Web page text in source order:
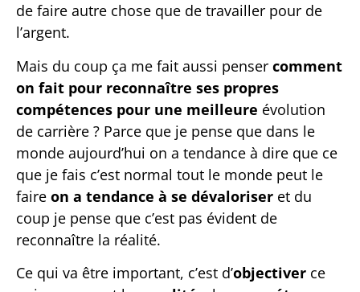
de faire autre chose que de travailler pour de
l’argent.
Mais du coup ça me fait aussi penser comment
on fait pour reconnaître ses propres
compétences pour une meilleure évolution
de carrière ? Parce que je pense que dans le
monde aujourd’hui on a tendance à dire que ce
que je fais c’est normal tout le monde peut le
faire on a tendance à se dévaloriser et du
coup je pense que c’est pas évident de
reconnaître la réalité.
Ce qui va être important, c’est d’objectiver ce